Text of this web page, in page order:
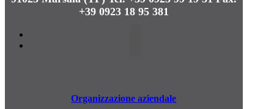
+39 0923 18 95 381
Organizzazione aziendale